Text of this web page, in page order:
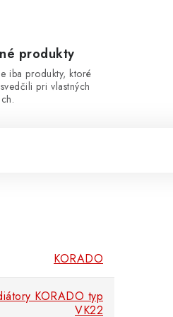
produkty
iba produkty, ktoré
pri vlastných
KORADO
KORADO typ
VK22